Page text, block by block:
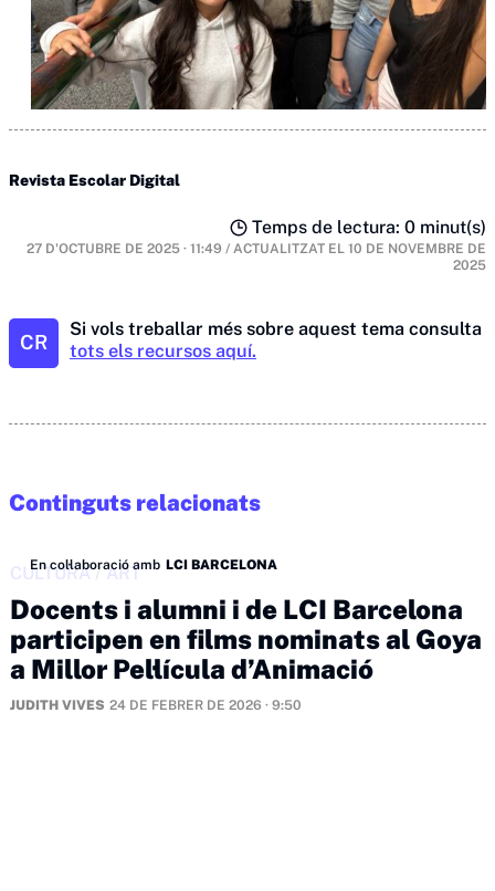
Revista Escolar Digital
Temps de lectura: 0 minut(s)
27 D'OCTUBRE DE 2025 · 11:49 / ACTUALITZAT EL 10 DE NOVEMBRE DE
2025
CR
Si vols treballar més sobre aquest tema consulta
tots els recursos aquí.
Continguts relacionats
En col·laboració amb LCI BARCELONA
CULTURA/ART
Docents i alumni i de LCI Barcelona
participen en films nominats al Goya
a Millor Pel·lícula d’Animació
JUDITH VIVES 24 DE FEBRER DE 2026 · 9:50